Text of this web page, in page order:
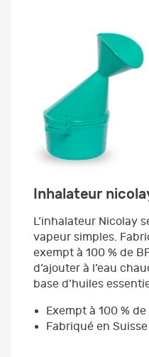
Inhalateur
L‘inhalateur Nicolay
vapeur simples.
exempt à 100 % de
d‘ajouter à l‘eau
base d‘huiles
Exempt à 100 % de
Fabriqué en Suisse